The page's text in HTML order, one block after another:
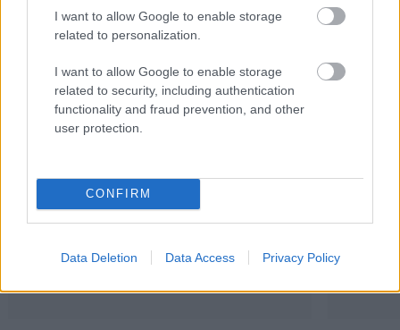
I want to allow Google to enable storage
related to personalization.
I want to allow Google to enable storage
related to security, including authentication
functionality and fraud prevention, and other
user protection.
CONFIRM
Data Deletion Data Access Privacy Policy
Διαβάστε επίσης